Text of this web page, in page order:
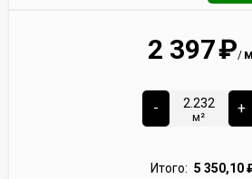
2 397₽/
-
м²
+
Итого: 5 350,10